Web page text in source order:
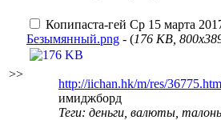
>>
Копипаста-гей Ср 15 марта
Безымянный.png - (176 KB,
http://iichan.hk/m/res/
имиджборд
Теги: деньги, валюты,